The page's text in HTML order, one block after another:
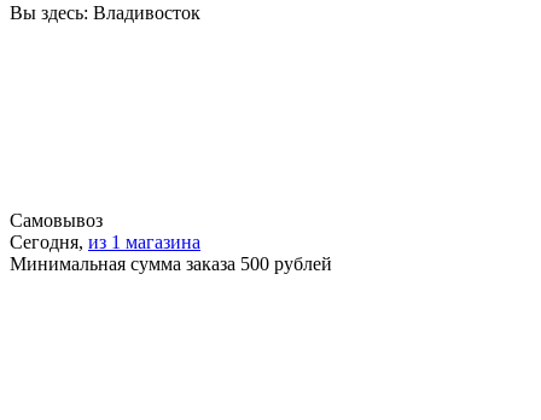
Вы здесь: Владивосток
Самовывоз
Сегодня, из 1 магазина
Минимальная сумма заказа 500 рублей